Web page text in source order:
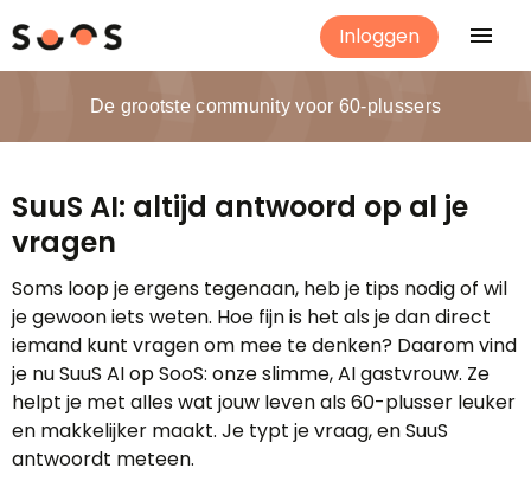
Inloggen
De grootste community voor 60-plussers
SuuS AI: altijd antwoord op al je
vragen
Soms loop je ergens tegenaan, heb je tips nodig of wil
je gewoon iets weten. Hoe fijn is het als je dan direct
iemand kunt vragen om mee te denken? Daarom vind
je nu SuuS AI op SooS: onze slimme, AI gastvrouw. Ze
helpt je met alles wat jouw leven als 60-plusser leuker
en makkelijker maakt. Je typt je vraag, en SuuS
antwoordt meteen.